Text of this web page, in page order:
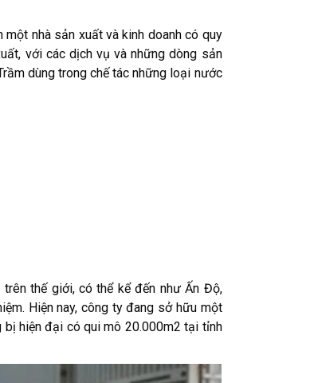
nhà sản xuất và kinh doanh có quy
với các dịch vụ và những dòng sản
dùng trong chế tác những loại nước
thế giới, có thể kể đến như Ấn Độ,
Hiện nay, công ty đang sở hữu một
hiện đại có qui mô 20.000m2 tại tỉnh